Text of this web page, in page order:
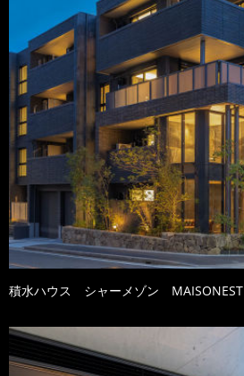
積水ハウス シャーメゾン MAISONEST